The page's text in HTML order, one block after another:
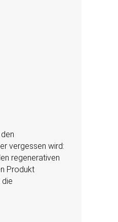
vergessen wird:
regenerativen
Produkt
die